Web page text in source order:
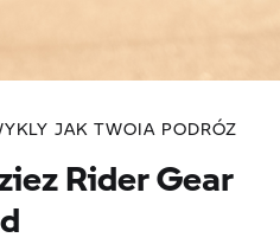
JAK TWOIA PODRÓZ
Rider Gear